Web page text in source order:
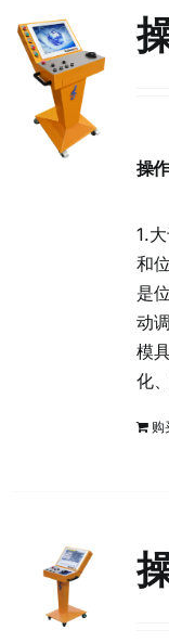
操
1.
和
是
动
模
化
购